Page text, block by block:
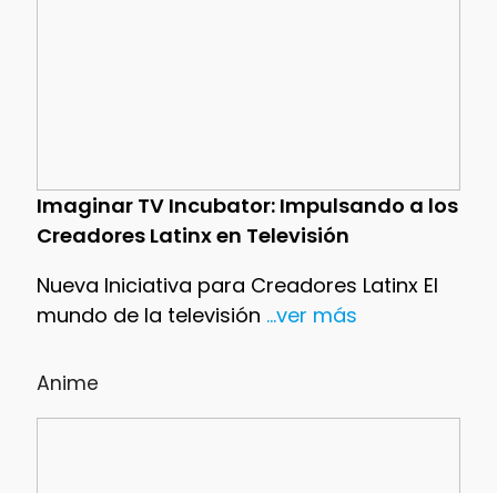
Imaginar TV Incubator: Impulsando a los
Creadores Latinx en Televisión
Nueva Iniciativa para Creadores Latinx El
mundo de la televisión ...ver más
Anime